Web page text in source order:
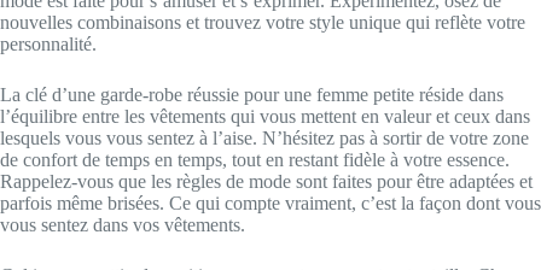
nouvelles combinaisons et trouvez votre style unique qui reflète votre
personnalité.
La clé d’une garde-robe réussie pour une femme petite réside dans
l’équilibre entre les vêtements qui vous mettent en valeur et ceux dans
lesquels vous vous sentez à l’aise. N’hésitez pas à sortir de votre zone
de confort de temps en temps, tout en restant fidèle à votre essence.
Rappelez-vous que les règles de mode sont faites pour être adaptées et
parfois même brisées. Ce qui compte vraiment, c’est la façon dont vous
vous sentez dans vos vêtements.